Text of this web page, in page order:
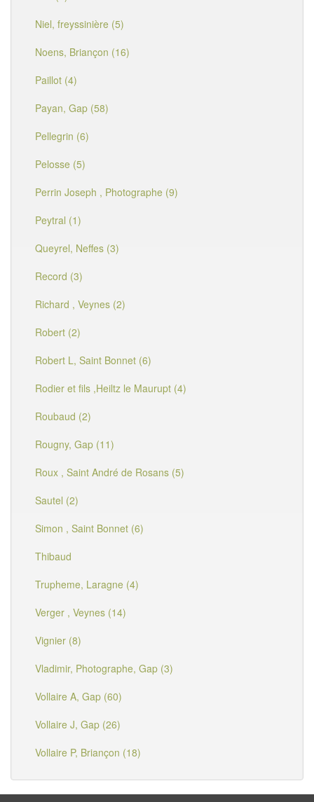
Niel, freyssinière (5)
Noens, Briançon (16)
Paillot (4)
Payan, Gap (58)
Pellegrin (6)
Pelosse (5)
Perrin Joseph , Photographe (9)
Peytral (1)
Queyrel, Neffes (3)
Record (3)
Richard , Veynes (2)
Robert (2)
Robert L, Saint Bonnet (6)
Rodier et fils ,Heiltz le Maurupt (4)
Roubaud (2)
Rougny, Gap (11)
Roux , Saint André de Rosans (5)
Sautel (2)
Simon , Saint Bonnet (6)
Thibaud
Trupheme, Laragne (4)
Verger , Veynes (14)
Vignier (8)
Vladimir, Photographe, Gap (3)
Vollaire A, Gap (60)
Vollaire J, Gap (26)
Vollaire P, Briançon (18)